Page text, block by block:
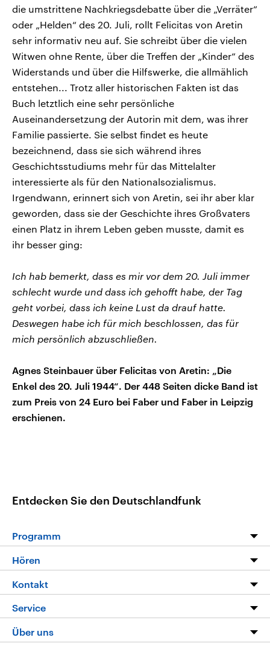
die umstrittene Nachkriegsdebatte über die „Verräter“
oder „Helden“ des 20. Juli, rollt Felicitas von Aretin
sehr informativ neu auf. Sie schreibt über die vielen
Witwen ohne Rente, über die Treffen der „Kinder“ des
Widerstands und über die Hilfswerke, die allmählich
entstehen... Trotz aller historischen Fakten ist das
Buch letztlich eine sehr persönliche
Auseinandersetzung der Autorin mit dem, was ihrer
Familie passierte. Sie selbst findet es heute
bezeichnend, dass sie sich während ihres
Geschichtsstudiums mehr für das Mittelalter
interessierte als für den Nationalsozialismus.
Irgendwann, erinnert sich von Aretin, sei ihr aber klar
geworden, dass sie der Geschichte ihres Großvaters
einen Platz in ihrem Leben geben musste, damit es
ihr besser ging:
Ich hab bemerkt, dass es mir vor dem 20. Juli immer
schlecht wurde und dass ich gehofft habe, der Tag
geht vorbei, dass ich keine Lust da drauf hatte.
Deswegen habe ich für mich beschlossen, das für
mich persönlich abzuschließen.
Agnes Steinbauer über Felicitas von Aretin: „Die
Enkel des 20. Juli 1944“. Der 448 Seiten dicke Band ist
zum Preis von 24 Euro bei Faber und Faber in Leipzig
erschienen.
Entdecken Sie den Deutschlandfunk
Programm
Die Nachrichten
Nachrichtenleicht
Neue Beiträge auf dlf.de
Hören
Livestream
Podcasts
Deutschlandfunk App
Kontakt
Hörerservice
Service
FAQ
Über uns